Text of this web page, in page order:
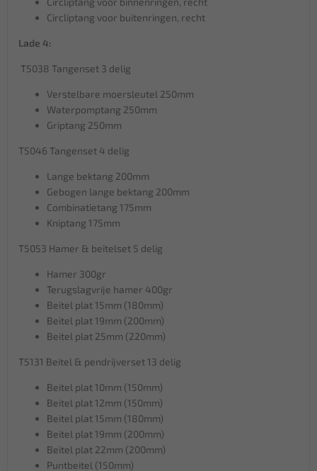
Circliptang voor buitenringen, recht
Lade 4:
T5038 Tangenset 3 delig
Verstelbare moersleutel 250mm
Waterpomptang 250mm
Griptang 250mm
T5046 Tangenset 4 delig
Lange bektang 200mm
Gebogen lange bektang 200mm
Combinatietang 175mm
Kniptang 175mm
T5053 Hamer & beitelset 5 delig
Hamer 300gr
Terugslagvrije hamer 400gr
Beitel plat 15mm (180mm)
Beitel plat 19mm (200mm)
Beitel plat 25mm (220mm)
T5131 Beitel & pendrijverset 13 delig
Beitel plat 10mm (150mm)
Beitel plat 12mm (150mm)
Beitel plat 15mm (180mm)
Beitel plat 19mm (200mm)
Beitel plat 22mm (200mm)
Puntbeitel (150mm)